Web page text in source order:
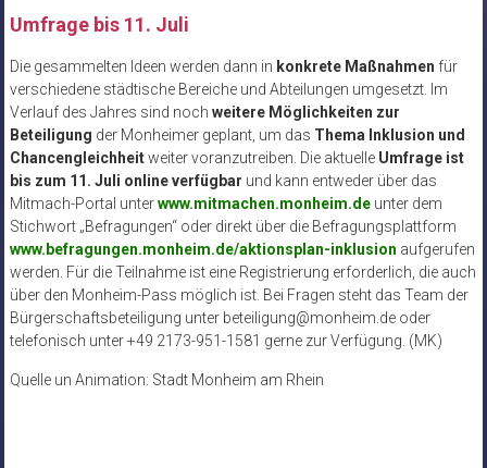
Umfrage bis 11. Juli
Die gesammelten Ideen werden dann in konkrete Maßnahmen für
verschiedene städtische Bereiche und Abteilungen umgesetzt. Im
Verlauf des Jahres sind noch weitere Möglichkeiten zur
Beteiligung der Monheimer geplant, um das Thema Inklusion und
Chancengleichheitweiter voranzutreiben. Die aktuelle Umfrage ist
bis zum 11. Juli online verfügbar und kann entweder über das
Mitmach-Portal unterwww.mitmachen.monheim.deunter dem
Stichwort „Befragungen“ oder direkt über die Befragungsplattform
www.befragungen.monheim.de/aktionsplan-inklusion aufgerufen
werden. Für die Teilnahme ist eine Registrierung erforderlich, die auch
über den Monheim-Pass möglich ist. Bei Fragen steht das Team der
Bürgerschaftsbeteiligung unter beteiligung@monheim.de oder
telefonisch unter +49 2173-951-1581 gerne zur Verfügung. (MK)
Quelle un Animation: Stadt Monheim am Rhein